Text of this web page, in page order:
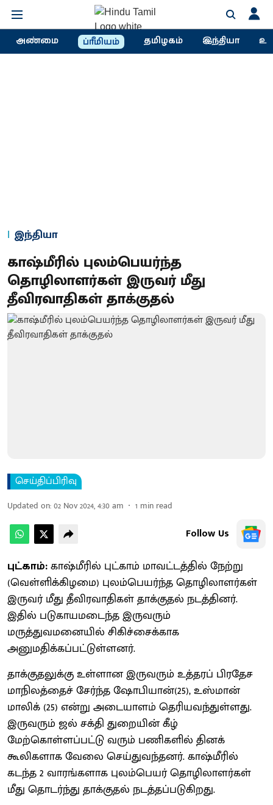
அண்மை ப்ரீமியம் தமிழகம் இந்தியா
இந்தியா
காஷ்மீரில் புலம்பெயர்ந்த
தொழிலாளர்கள் இருவர் மீது
தீவிரவாதிகள் தாக்குதல்
செய்திப்பிரிவு
Updated on:02 Nov 2024, 4:30 am 1 min read
Follow Us
புட்காம்:காஷ்மீரில் புட்காம் மாவட்டத்தில் நேற்று
(வெள்ளிக்கிழமை) புலம்பெயர்ந்த தொழிலாளர்கள்
இருவர் மீது தீவிரவாதிகள் தாக்குதல் நடத்தினர்.
இதில் படுகாயமடைந்த இருவரும்
மருத்துவமனையில் சிகிச்சைக்காக
அனுமதிக்கப்பட்டுள்ளனர்.
தாக்குதலுக்கு உள்ளான இருவரும் உத்தரப் பிரதேச
மாநிலத்தைச் சேர்ந்த ஷோபியான்(25), உஸ்மான்
மாலிக் (25) என்று அடையாளம் தெரியவந்துள்ளது.
இருவரும் ஜல் சக்தி துறையின் கீழ்
மேற்கொள்ளப்பட்டு வரும் பணிகளில் தினக்
கூலிகளாக வேலை செய்துவந்தனர். காஷ்மீரில்
கடந்த 2 வாரங்களாக புலம்பெயர் தொழிலாளர்கள்
மீது தொடர்ந்து தாக்குதல் நடத்தப்படுகிறது.